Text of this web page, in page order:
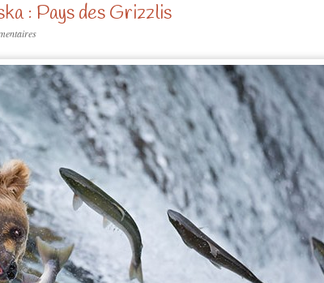
: Pays des Grizzlis